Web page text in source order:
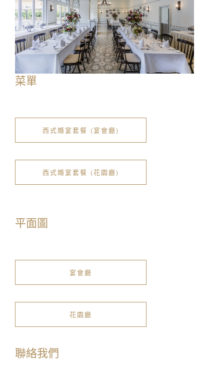
菜單
西式婚宴套餐 (宴會廳)
西式婚宴套餐 (花園廳)
平面圖
宴會廳
花園廳
聯絡我們
姓氏:
電郵:
服務類型:
信息:
我已閱讀及明白私隱政策